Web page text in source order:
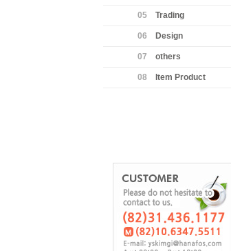
05 Trading
06 Design
07 others
08 Item Product